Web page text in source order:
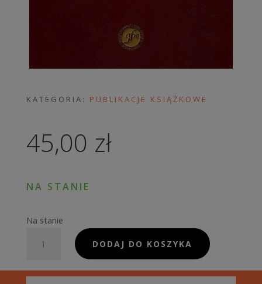
KATEGORIA: PUBLIKACJE KSIĄŻKOWE
45,00 zł
NA STANIE
Na stanie
w
DODAJ DO KOSZYKA